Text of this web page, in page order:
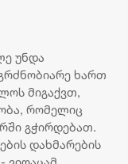
უნდა
ხართ
მიგაქვთ,
რომელიც
გჭირდებათ.
დახმარების